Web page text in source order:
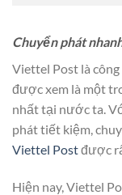
Chuyển phát
Viettel Post là
được xem là một
nhất tại nước ta.
phát tiết kiệm,
Viettel Postđược
Hiện nay, Viettel